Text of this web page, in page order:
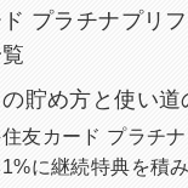
プラチナプリ
貯め方と使い道
友カード プラチ
に継続特典を積